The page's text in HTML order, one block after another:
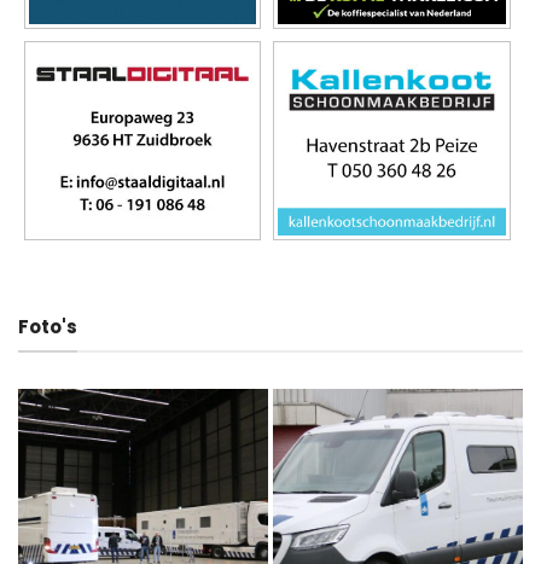
Foto's